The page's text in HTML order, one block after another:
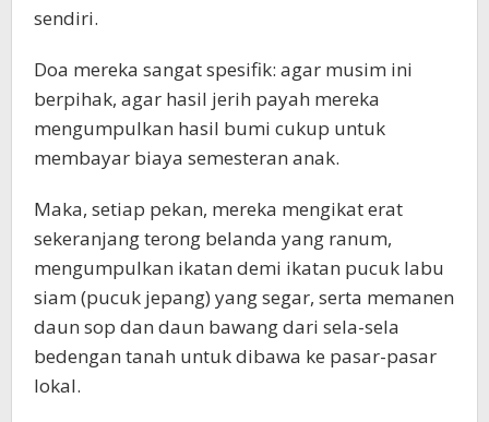
sendiri.
Doa mereka sangat spesifik: agar musim ini
berpihak, agar hasil jerih payah mereka
mengumpulkan hasil bumi cukup untuk
membayar biaya semesteran anak.
Maka, setiap pekan, mereka mengikat erat
sekeranjang terong belanda yang ranum,
mengumpulkan ikatan demi ikatan pucuk labu
siam (pucuk jepang) yang segar, serta memanen
daun sop dan daun bawang dari sela-sela
bedengan tanah untuk dibawa ke pasar-pasar
lokal.